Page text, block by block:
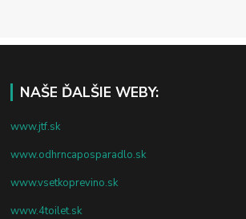
NAŠE ĎALŠIE WEBY:
www.jtf.sk
www.odhrncaposparadlo.sk
www.vsetkoprevino.sk
www.4toilet.sk